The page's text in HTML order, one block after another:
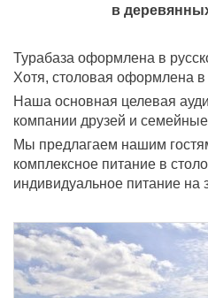
в
Турабаза оформлена в
Хотя, столовая оформлена в
Наша основная целевая
компании друзей и
Мы предлагаем нашим
комплексное питание в
индивидуальное питание на